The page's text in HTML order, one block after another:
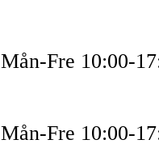
Mån-Fre 10:00-
Mån-Fre 10:00-